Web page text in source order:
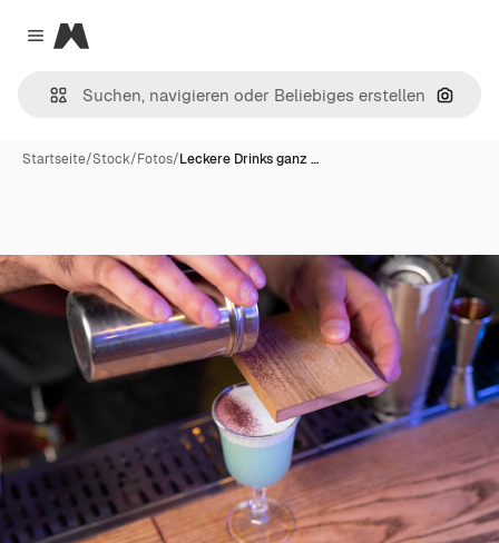
Close menu
Magnific
Nach
Startseite/Stock/Fotos/Leckere Drinks ganz …